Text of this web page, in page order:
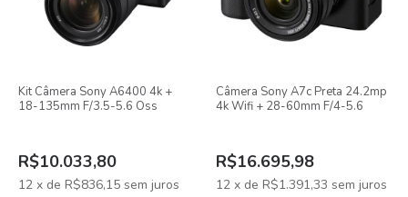
Kit Câmera Sony A6400 4k +
18-135mm F/3.5-5.6 Oss
R$10.033,80
12 x de R$836,15 sem juros
Câmera Sony A7c Preta 24.2mp
4k Wifi + 28-60mm F/4-5.6
R$16.695,98
12 x de R$1.391,33 sem juros